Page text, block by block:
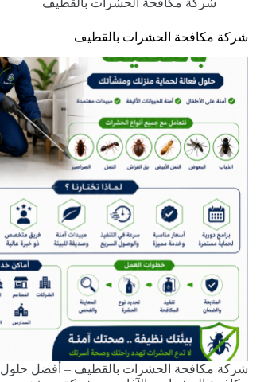
شركة مكافحة الحشرات بالقطيف
شركة مكافحة الحشرات بالقطيف
شركة مكافحة الحشرات بالقطيف – أفضل حلول